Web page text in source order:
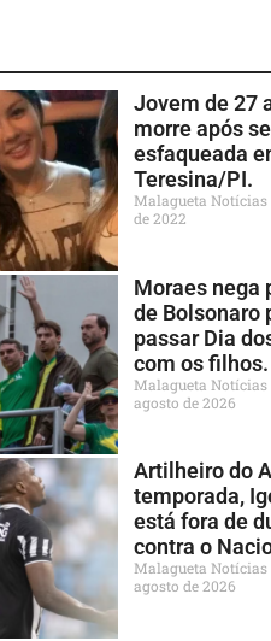
Jovem de 27
morre após
esfaqueada
Teresina/PI.
Malagueta Notícias
de 2022
Moraes nega
de Bolsonaro
passar Dia
com os filhos.
Malagueta Notícias
agosto de 2026
Artilheiro do
temporada,
está fora de
contra o
Malagueta Notícias
agosto de 2026